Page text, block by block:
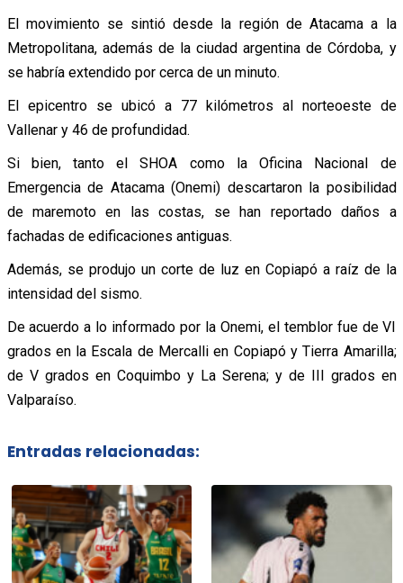
El movimiento se sintió desde la región de Atacama a la
Metropolitana, además de la ciudad argentina de Córdoba, y
se habría extendido por cerca de un minuto.
El epicentro se ubicó a 77 kilómetros al norteoeste de
Vallenar y 46 de profundidad.
Si bien, tanto el SHOA como la Oficina Nacional de
Emergencia de Atacama (Onemi) descartaron la posibilidad
de maremoto en las costas, se han reportado daños a
fachadas de edificaciones antiguas.
Además, se produjo un corte de luz en Copiapó a raíz de la
intensidad del sismo.
De acuerdo a lo informado por la Onemi, el temblor fue de VI
grados en la Escala de Mercalli en Copiapó y Tierra Amarilla;
de V grados en Coquimbo y La Serena; y de III grados en
Valparaíso.
Entradas relacionadas: